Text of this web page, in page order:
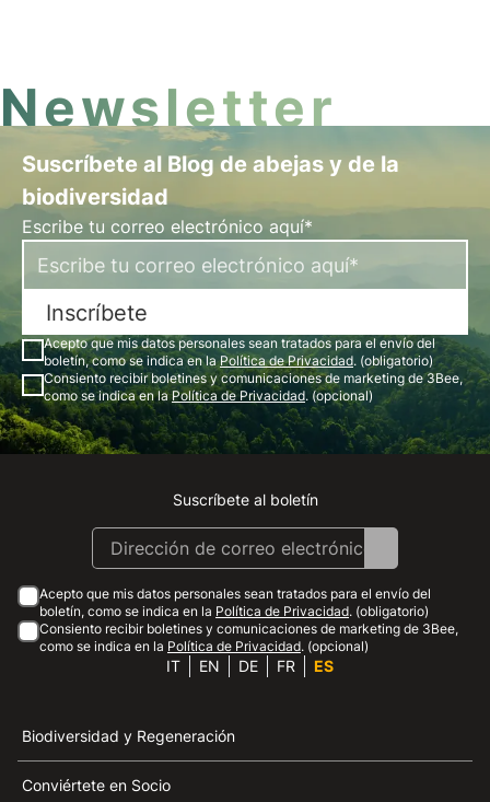
Newsletter
Suscríbete al Blog de abejas y de la
biodiversidad
Escribe tu correo electrónico aquí*
Inscríbete
Acepto que mis datos personales sean tratados para el envío del
boletín, como se indica en laPolítica de Privacidad. (obligatorio)
Consiento recibir boletines y comunicaciones de marketing de 3Bee,
como se indica en laPolítica de Privacidad. (opcional)
Instagram
Facebook
Linkedin
Youtube
Suscríbete al boletín
Acepto que mis datos personales sean tratados para el envío del
boletín, como se indica en la Política de Privacidad. (obligatorio)
Consiento recibir boletines y comunicaciones de marketing de 3Bee,
como se indica en la Política de Privacidad. (opcional)
IT EN DE FR ES
Biodiversidad y Regeneración
Conviértete en Socio